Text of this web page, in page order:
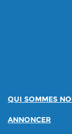
QUI SOMMES
ANNONCER